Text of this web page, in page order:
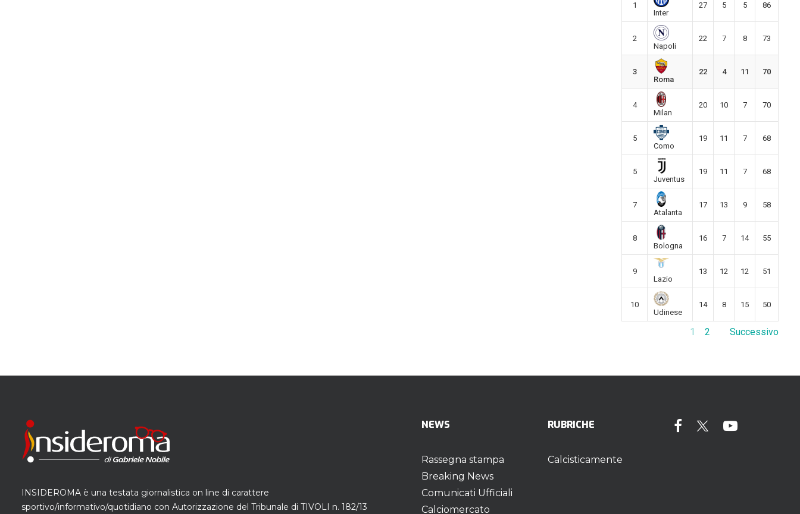
1
Inter
27 5 5 86
2
Napoli
22 7 8 73
3
Roma
22 4 11 70
4
Milan
20 10 7 70
5
Como
19 11 7 68
5
Juventus
19 11 7 68
7
Atalanta
17 13 9 58
8
Bologna
16 7 14 55
9
Lazio
13 12 12 51
10
Udinese
14 8 15 50
1 2 Successivo
INSIDEROMA è una testata giornalistica on line di carattere
sportivo/informativo/quotidiano con Autorizzazione del Tribunale di TIVOLI n. 182/13
NEWS
Rassegna stampa
Breaking News
Comunicati Ufficiali
Calciomercato
RUBRICHE
Calcisticamente